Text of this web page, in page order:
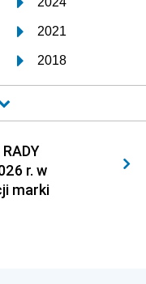
2021
2018
2015
2012
2009
2006
r. w
marki